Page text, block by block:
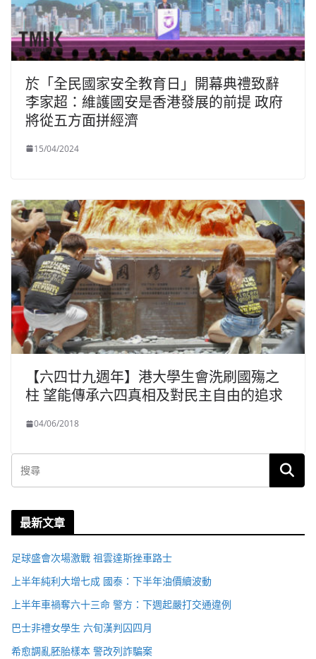
於「全民國家安全教育日」開幕典禮致辭
李家超：維護國安是香港發展的前提 政府
將從五方面拼經濟
15/04/2024
【六四廿九週年】港大學生會洗刷國殤之
柱 望能傳承六四真相及對民主自由的追求
04/06/2018
最新文章
足球盛會次場激戰 祖雲達斯挫車路士
上半年純利大增七成 國泰：下半年油價續波動
上半年車禍奪六十三命 警方：下週起嚴打交通違例
巴士非禮女學生 六旬漢判囚四月
希愈調亂胚胎樣本 警改列詐騙案